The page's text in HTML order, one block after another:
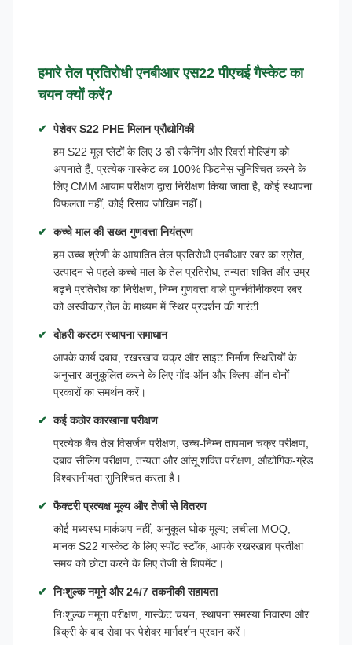
हमारे तेल प्रतिरोधी एनबीआर एस22 पीएचई गैस्केट का
चयन क्यों करें?
पेशेवर S22 PHE मिलान प्रौद्योगिकी
हम S22 मूल प्लेटों के लिए 3 डी स्कैनिंग और रिवर्स मोल्डिंग को
अपनाते हैं, प्रत्येक गास्केट का 100% फिटनेस सुनिश्चित करने के
लिए CMM आयाम परीक्षण द्वारा निरीक्षण किया जाता है, कोई स्थापना
विफलता नहीं, कोई रिसाव जोखिम नहीं।
कच्चे माल की सख्त गुणवत्ता नियंत्रण
हम उच्च श्रेणी के आयातित तेल प्रतिरोधी एनबीआर रबर का स्रोत,
उत्पादन से पहले कच्चे माल के तेल प्रतिरोध, तन्यता शक्ति और उम्र
बढ़ने प्रतिरोध का निरीक्षण; निम्न गुणवत्ता वाले पुनर्नवीनीकरण रबर
को अस्वीकार,तेल के माध्यम में स्थिर प्रदर्शन की गारंटी.
दोहरी कस्टम स्थापना समाधान
आपके कार्य दबाव, रखरखाव चक्र और साइट निर्माण स्थितियों के
अनुसार अनुकूलित करने के लिए गोंद-ऑन और क्लिप-ऑन दोनों
प्रकारों का समर्थन करें।
कई कठोर कारखाना परीक्षण
प्रत्येक बैच तेल विसर्जन परीक्षण, उच्च-निम्न तापमान चक्र परीक्षण,
दबाव सीलिंग परीक्षण, तन्यता और आंसू शक्ति परीक्षण, औद्योगिक-ग्रेड
विश्वसनीयता सुनिश्चित करता है।
फैक्टरी प्रत्यक्ष मूल्य और तेजी से वितरण
कोई मध्यस्थ मार्कअप नहीं, अनुकूल थोक मूल्य; लचीला MOQ,
मानक S22 गास्केट के लिए स्पॉट स्टॉक, आपके रखरखाव प्रतीक्षा
समय को छोटा करने के लिए तेजी से शिपमेंट।
निःशुल्क नमूने और 24/7 तकनीकी सहायता
निःशुल्क नमूना परीक्षण, गास्केट चयन, स्थापना समस्या निवारण और
बिक्री के बाद सेवा पर पेशेवर मार्गदर्शन प्रदान करें।